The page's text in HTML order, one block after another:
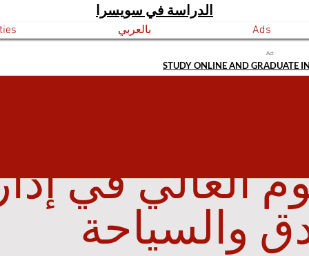
الدراسة في سويسرا
بالعربي Ads
Ad:
STUDY ONLINE AND GRADUATE
العالي في
والسياحة